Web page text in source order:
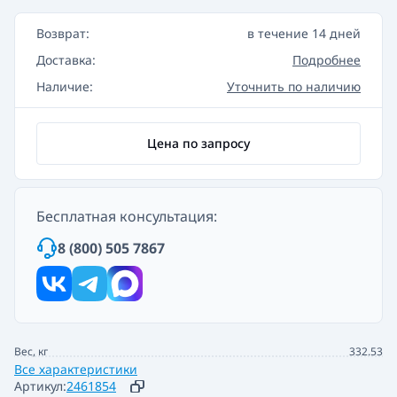
Артикул:2461854
Вес, кг 332.53
Все характеристики
Возврат:
в течение 14 дней
Доставка:
Подробнее
Наличие:
Уточнить по наличию
Цена по запросу
Бесплатная консультация:
8 (800) 505 7867